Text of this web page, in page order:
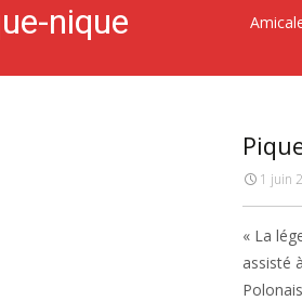
nique
1 juin
« La
assisté